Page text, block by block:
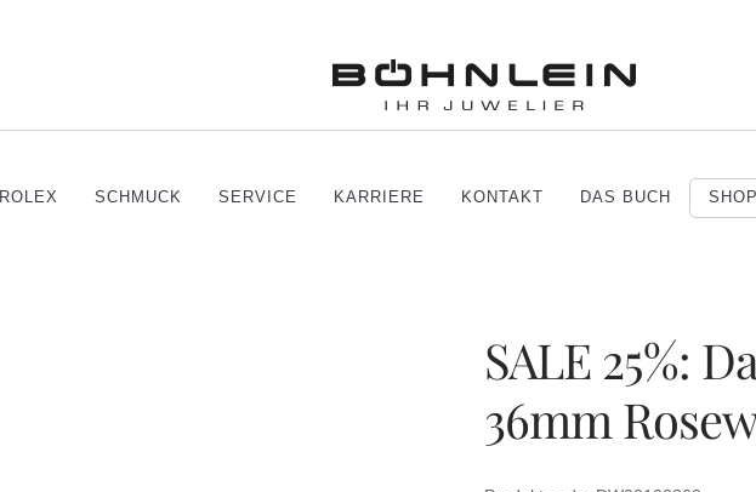
ROLEX SCHMUCK SERVICE KARRIERE KONTAKT DAS BUCH SHOP
SALE 25%:
36mm